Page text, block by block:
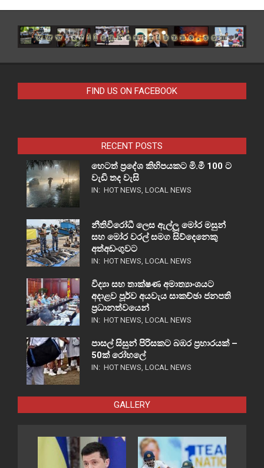
FIND US ON FACEBOOK
RECENT POSTS
හෙටත් ප්‍රදේශ කිහිපයකට මි.මී 100 ට
වැඩි තද වැසි
IN: HOT NEWS, LOCAL NEWS
නීතිවිරෝධී ලෙස ඇල්ලූ මෝර මසුන්
සහ මෝර වරල් සමග සිව්දෙනෙකු
අත්අඩංගුවට
IN: HOT NEWS, LOCAL NEWS
විද්‍යා සහ තාක්ෂණ අමාත්‍යාංශයට
අදාළව පූර්ව අයවැය සාකච්ඡා ජනපති
ප්‍රධානත්වයෙන්
IN: HOT NEWS, LOCAL NEWS
පාසල් සිසුන් පිරිසකට බඹර ප්‍රහාරයක් –
50ක් රෝහලේ
IN: HOT NEWS, LOCAL NEWS
GALLERY